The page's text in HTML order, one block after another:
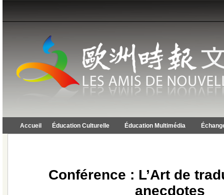
Accueil Éducation Culturelle Éducation Multimédia
Conférence : L’Art de
anecdotes